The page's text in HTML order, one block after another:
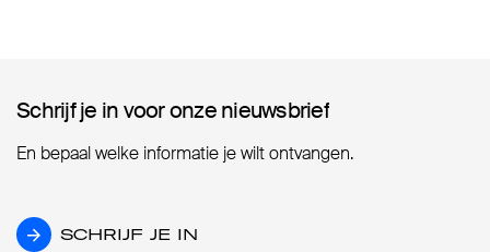
Schrijf je in voor onze nieuwsbrief
Schrijf je in voor onze nieuwsbrief
En bepaal welke informatie je wilt ontvangen.
SCHRIJF JE IN
SCHRIJF JE IN